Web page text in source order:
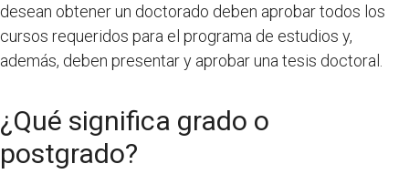
desean obtener un doctorado deben aprobar todos los
cursos requeridos para el programa de estudios y,
además, deben presentar y aprobar una tesis doctoral.
¿Qué significa grado o
postgrado?